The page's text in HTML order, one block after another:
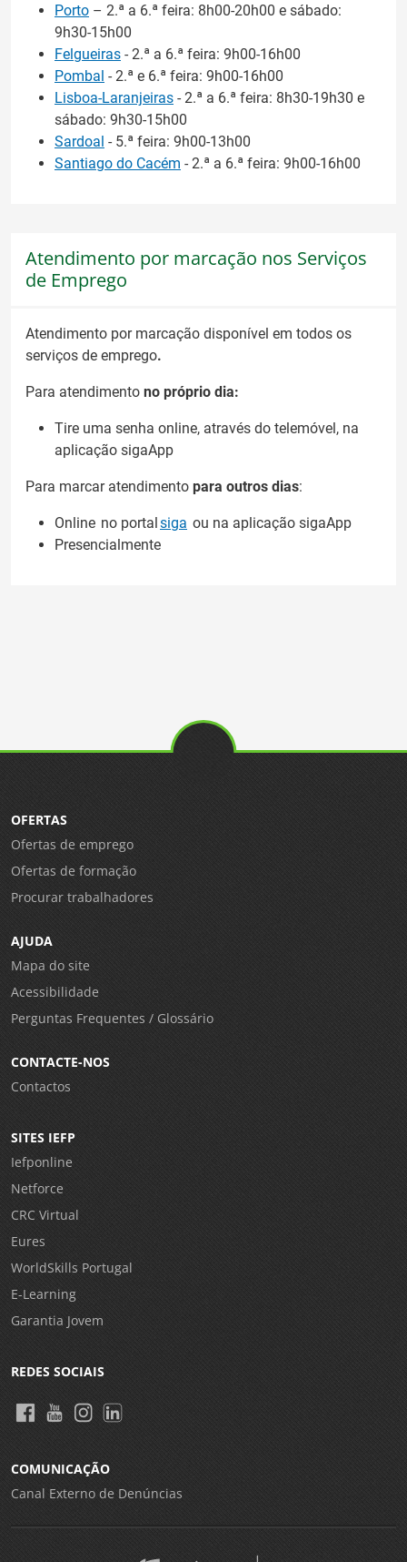
Porto – 2.ª a 6.ª feira: 8h00-20h00 e sábado:
9h30-15h00
Felgueiras - 2.ª a 6.ª feira: 9h00-16h00
Pombal - 2.ª e 6.ª feira: 9h00-16h00
Lisboa-Laranjeiras - 2.ª a 6.ª feira: 8h30-19h30 e
sábado: 9h30-15h00
Sardoal - 5.ª feira: 9h00-13h00
Santiago do Cacém - 2.ª a 6.ª feira: 9h00-16h00
Atendimento por marcação nos Serviços
de Emprego
Atendimento por marcação disponível em todos os
serviços de emprego.
Para atendimento no próprio dia:
Tire uma senha online, através do telemóvel, na
aplicação sigaApp
Para marcar atendimento para outros dias:
Online no portalsiga ou na aplicação sigaApp
Presencialmente
OFERTAS
Ofertas de emprego
Ofertas de formação
Procurar trabalhadores
AJUDA
Mapa do site
Acessibilidade
Perguntas Frequentes / Glossário
CONTACTE-NOS
Contactos
SITES IEFP
Iefponline
Netforce
CRC Virtual
Eures
WorldSkills Portugal
E-Learning
Garantia Jovem
REDES SOCIAIS
COMUNICAÇÃO
Canal Externo de Denúncias